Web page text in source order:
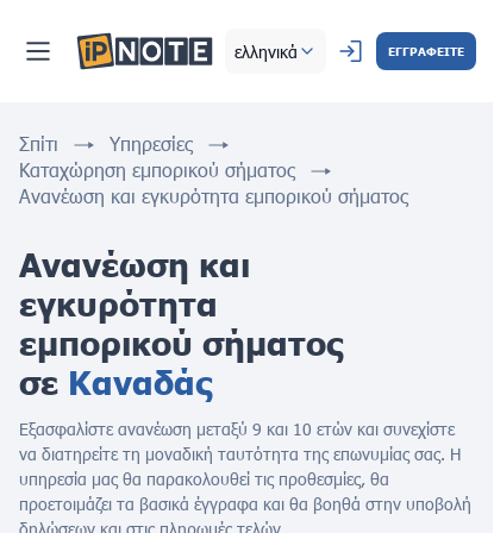
ελληνικά ΕΓΓΡΑΦΕΙΤΕ
Σπίτι
Υπηρεσίες
Καταχώρηση εμπορικού σήματος
Ανανέωση και εγκυρότητα εμπορικού σήματος
Ανανέωση και
εγκυρότητα
εμπορικού σήματος
σε Καναδάς
Εξασφαλίστε ανανέωση μεταξύ 9 και 10 ετών και συνεχίστε
να διατηρείτε τη μοναδική ταυτότητα της επωνυμίας σας. Η
υπηρεσία μας θα παρακολουθεί τις προθεσμίες, θα
προετοιμάζει τα βασικά έγγραφα και θα βοηθά στην υποβολή
δηλώσεων και στις πληρωμές τελών